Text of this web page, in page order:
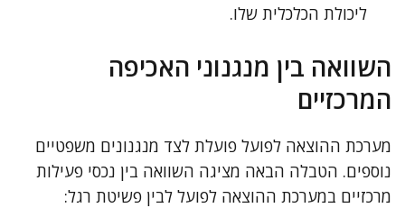
ליכולת הכלכלית שלו.
השוואה בין מנגנוני האכיפה
המרכזיים
מערכת ההוצאה לפועל פועלת לצד מנגנונים משפטיים
נוספים. הטבלה הבאה מציגה השוואה בין נכסי פעילות
מרכזיים במערכת ההוצאה לפועל לבין פשיטת רגל: